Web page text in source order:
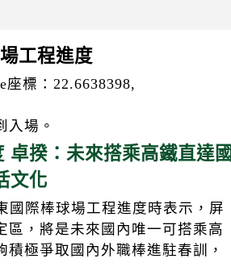
工程進度
標：22.6638398,
入場。
揆：未來搭乘高鐵直達國
文化
國際棒球場工程進度時表示，屏
區，將是未來國內唯一可搭乘高
極爭取國內外職棒進駐春訓，